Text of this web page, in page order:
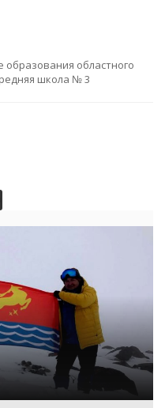
образования областного
школа № 3